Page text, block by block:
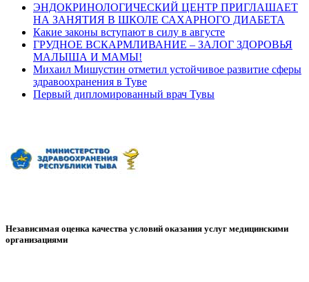
ЭНДОКРИНОЛОГИЧЕСКИЙ ЦЕНТР ПРИГЛАШАЕТ
НА ЗАНЯТИЯ В ШКОЛЕ САХАРНОГО ДИАБЕТА
Какие законы вступают в силу в августе
ГРУДНОЕ ВСКАРМЛИВАНИЕ – ЗАЛОГ ЗДОРОВЬЯ
МАЛЫША И МАМЫ!
Михаил Мишустин отметил устойчивое развитие сферы
здравоохранения в Туве
Первый дипломированный врач Тувы
Независимая оценка качества условий оказания услуг медицинскими
организациями